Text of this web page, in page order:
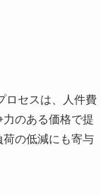
ロセスは、人件費
のある価格で提
の低減にも寄与